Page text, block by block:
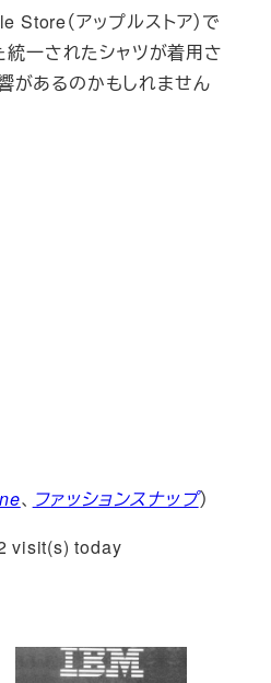
（アップルストア）で
統一されたシャツが着用さ
があるのかもしれません
、 ファッションスナップ）
visit(s) today